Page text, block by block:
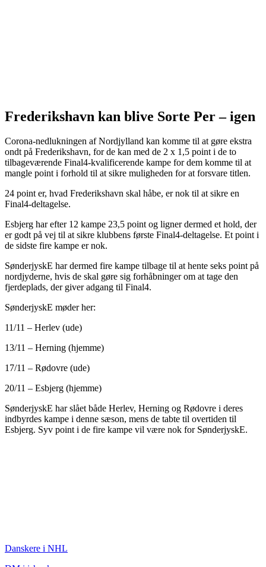
Frederikshavn kan blive Sorte Per – igen
Corona-nedlukningen af Nordjylland kan komme til at gøre ekstra
ondt på Frederikshavn, for de kan med de 2 x 1,5 point i de to
tilbageværende Final4-kvalificerende kampe for dem komme til at
mangle point i forhold til at sikre muligheden for at forsvare titlen.
24 point er, hvad Frederikshavn skal håbe, er nok til at sikre en
Final4-deltagelse.
Esbjerg har efter 12 kampe 23,5 point og ligner dermed et hold, der
er godt på vej til at sikre klubbens første Final4-deltagelse. Et point i
de sidste fire kampe er nok.
SønderjyskE har dermed fire kampe tilbage til at hente seks point på
nordjyderne, hvis de skal gøre sig forhåbninger om at tage den
fjerdeplads, der giver adgang til Final4.
SønderjyskE møder her:
11/11 – Herlev (ude)
13/11 – Herning (hjemme)
17/11 – Rødovre (ude)
20/11 – Esbjerg (hjemme)
SønderjyskE har slået både Herlev, Herning og Rødovre i deres
indbyrdes kampe i denne sæson, mens de tabte til overtiden til
Esbjerg. Syv point i de fire kampe vil være nok for SønderjyskE.
Danskere i NHL